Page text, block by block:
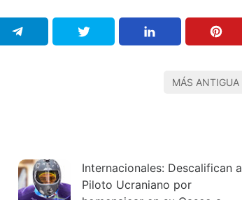
MÁS ANTIGUA
Internacionales: Descalifican a
Piloto Ucraniano por